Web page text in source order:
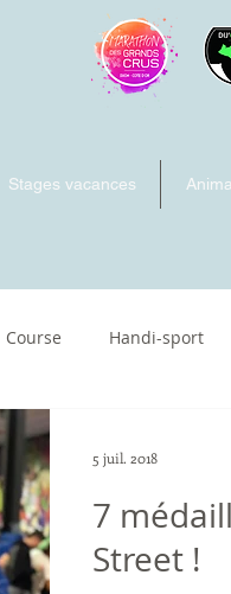
Stages vacances
Course Handi-sport
7
Street !
5 juil. 2018